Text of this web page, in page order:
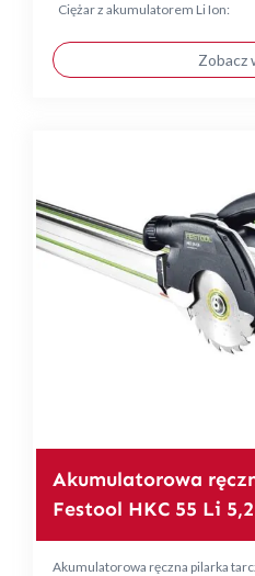
Ciężar z akumulatorem Li Ion:
Zobacz
Akumulatorowa
Festool HKC 55 Li
Akumulatorowa ręczna pilarka